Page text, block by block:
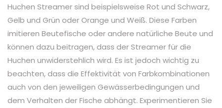
Huchen Streamer sind beispielsweise Rot und Schwarz,
Gelb und Grün oder Orange und Weiß. Diese Farben
imitieren Beutefische oder andere natürliche Beute und
können dazu beitragen, dass der Streamer für die
Huchen unwiderstehlich wird. Es ist jedoch wichtig zu
beachten, dass die Effektivität von Farbkombinationen
auch von den jeweiligen Gewässerbedingungen und
dem Verhalten der Fische abhängt. Experimentieren Sie